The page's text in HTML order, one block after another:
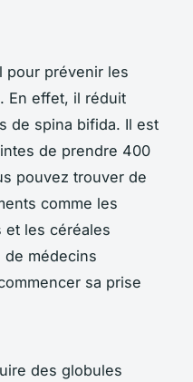
pour prévenir les
En effet, il réduit
de spina bifida. Il est
de prendre 400
pouvez trouver de
comme les
et les céréales
de médecins
sa prise
des globules